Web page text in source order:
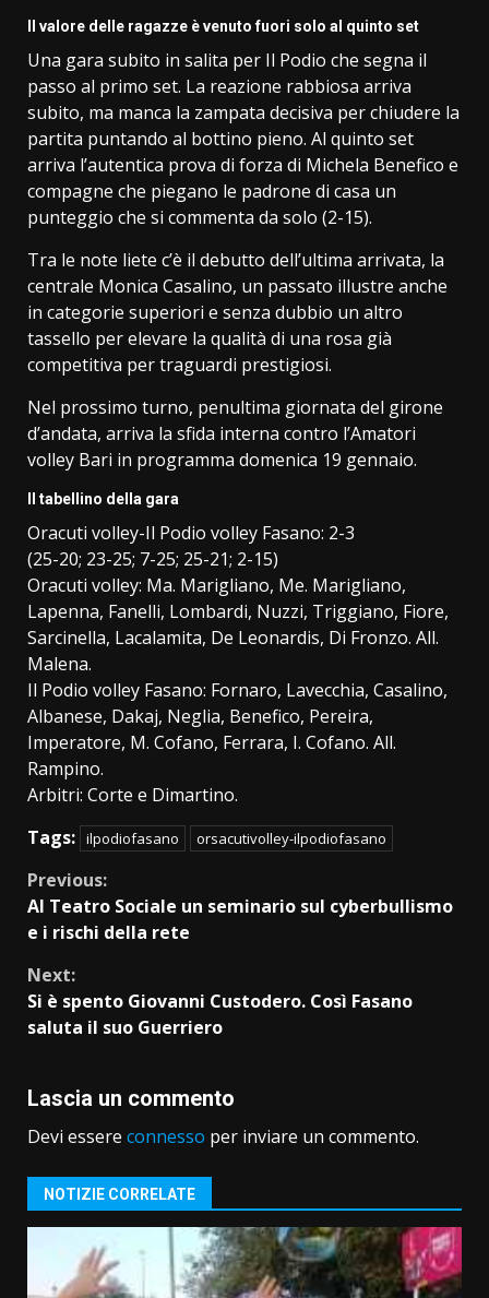
Il valore delle ragazze è venuto fuori solo al quinto set
Una gara subito in salita per Il Podio che segna il
passo al primo set. La reazione rabbiosa arriva
subito, ma manca la zampata decisiva per chiudere la
partita puntando al bottino pieno. Al quinto set
arriva l’autentica prova di forza di Michela Benefico e
compagne che piegano le padrone di casa un
punteggio che si commenta da solo (2-15).
Tra le note liete c’è il debutto dell’ultima arrivata, la
centrale Monica Casalino, un passato illustre anche
in categorie superiori e senza dubbio un altro
tassello per elevare la qualità di una rosa già
competitiva per traguardi prestigiosi.
Nel prossimo turno, penultima giornata del girone
d’andata, arriva la sfida interna contro l’Amatori
volley Bari in programma domenica 19 gennaio.
Il tabellino della gara
Oracuti volley-Il Podio volley Fasano: 2-3
(25-20; 23-25; 7-25; 25-21; 2-15)
Oracuti volley: Ma. Marigliano, Me. Marigliano,
Lapenna, Fanelli, Lombardi, Nuzzi, Triggiano, Fiore,
Sarcinella, Lacalamita, De Leonardis, Di Fronzo. All.
Malena.
Il Podio volley Fasano: Fornaro, Lavecchia, Casalino,
Albanese, Dakaj, Neglia, Benefico, Pereira,
Imperatore, M. Cofano, Ferrara, I. Cofano. All.
Rampino.
Arbitri: Corte e Dimartino.
Tags: ilpodiofasano orsacutivolley-ilpodiofasano
Continue
Reading
Previous:
Al Teatro Sociale un seminario sul cyberbullismo
e i rischi della rete
Next:
Si è spento Giovanni Custodero. Così Fasano
saluta il suo Guerriero
Lascia un commento
Devi essere connesso per inviare un commento.
NOTIZIE CORRELATE